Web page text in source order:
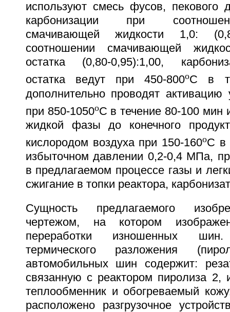
используют смесь фусов, пекового
карбонизации при
смачивающей жидкости 1,0:
соотношении смачивающей
остатка (0,80-0,95):1,00,
остатка ведут при 450-800oC в
дополнительно проводят активацию
при 850-1050oC в течение 80-100 мин
жидкой фазы до конечного
кислородом воздуха при 150-160oC в
избыточном давлении 0,2-0,4 МПа,
в предлагаемом процессе газы и
сжигание в топки реактора,
Сущность предлагаемого
чертежом, на котором
переработки изношенных
термического разложения
автомобильных шин содержит:
связанную с реактором пиролиза
теплообменник и обогреваемый
расположено разгрузочное